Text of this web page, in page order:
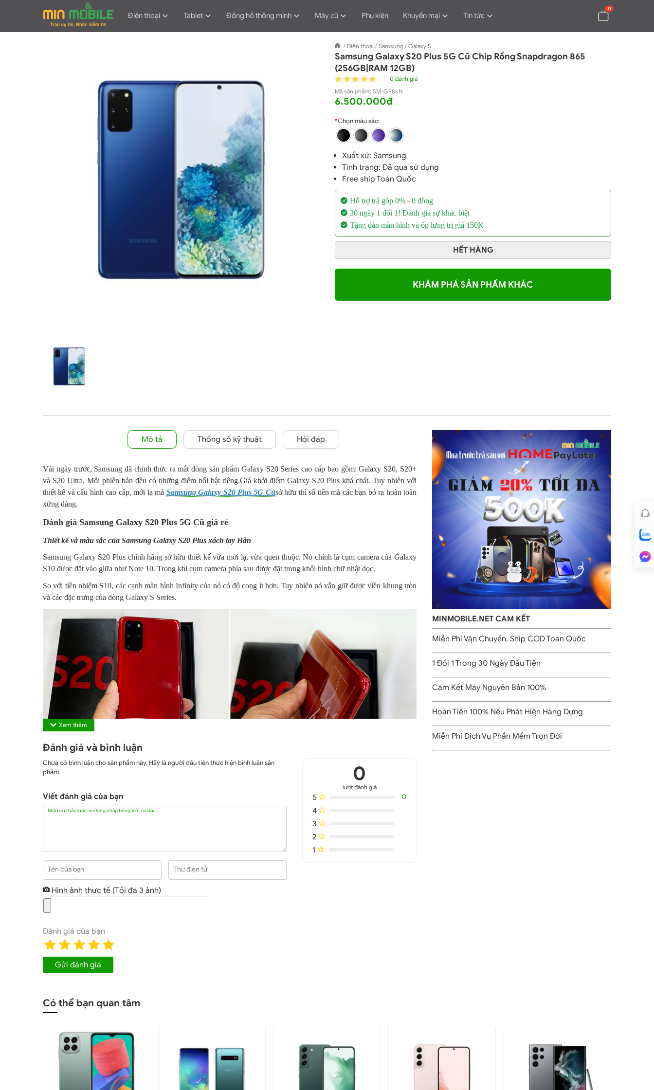
0
Điện thoại Tablet Đồng hồ thông minh Máy cũ Phụ kiện Khuyến mại Tin tức
/ Điện thoại / Samsung / Galaxy S
Samsung Galaxy S20 Plus 5G Cũ Chip Rồng Snapdragon 865
(256GB|RAM 12GB)
0 đánh giá
Mã sản phẩm: SM-G986N
6.500.000đ
*Chọn màu sắc:
Xuất xứ: Samsung
Tình trạng: Đã qua sử dụng
Free ship Toàn Quốc
Hỗ trợ trả góp 0% - 0 đồng
30 ngày 1 đổi 1! Đánh giá sự khác biệt
Tặng dán màn hình và ốp lưng trị giá 150K
HẾT HÀNG
KHÁM PHÁ SẢN PHẨM KHÁC
Mô tả Thông số kỹ thuật Hỏi đáp
Vài ngày trước, Samsung đã chính thức ra mắt dòng sản phẩm Galaxy S20 Series cao cấp bao gồm: Galaxy S20, S20+
và S20 Ultra. Mỗi phiên bản đều có những điểm nổi bật riêng.Giá khởi điểm Galaxy S20 Plus khá chát. Tuy nhiên với
thiết kế và cấu hình cao cấp, mới lạ mà Samsung Galaxy S20 Plus 5G Cũsở hữu thì số tiền mà các bạn bỏ ra hoàn toàn
xứng đáng.
Đánh giá Samsung Galaxy S20 Plus 5G Cũ giá rẻ
Thiết kế và màu sắc của Samsung Galaxy S20 Plus xách tay Hàn
Samsung Galaxy S20 Plus chính hãng sở hữu thiết kế vừa mới lạ, vừa quen thuộc. Nó chính là cụm camera của Galaxy
S10 được đặt vào giữa như Note 10. Trong khi cụm camera phía sau được đặt trong khối hình chữ nhật dọc.
So với tiền nhiệm S10, các cạnh màn hình Infinity của nó có độ cong ít hơn. Tuy nhiên nó vẫn giữ được viền khung tròn
và các đặc trưng của dòng Galaxy S Series.
Galaxy S20 Plus chính hãng Việt Nam
Galaxy S20 Plus 5G cũ. Đó là: Đỏ (Jennie Red),Trắng (Cloud White),Xanh đậm (Aura Blue). So với tiền nhiệm, các
phiên bản màu sắc của S20 Plus được đánh giá là có
, trẻ trung hơn khá nhiều
biệt khi ở
ngoài nắng
chiếc smartphone này sẽ cực bắt mắt.
Trong khi Samsung Galaxy S20 Ultra 5G có kích thước 6.9 inch hì Samsung Galaxy S20 Plus 5G
phù hợp với hầu hết người d
Màn hình 6,7 inch khá quá békhi cầm.
Xem thêm
Đánh giá và bình luận
0
lượt đánh giá
5 0
4
3
2
1
Chưa có bình luận cho sản phẩm này. Hãy là người đầu tiên thực hiện bình luận sản
phẩm.
Viết đánh giá của bạn
Mời bạn thảo luận, vui lòng nhập tiếng Việt có dấu.
Tên của bạn Thư điện tử
Hình ảnh thực tế (Tối đa 3 ảnh)
Đánh giá của bạn
Gửi đánh giá
MINMOBILE.NET CAM KẾT
Miễn Phí Vận Chuyển, Ship COD Toàn Quốc
1 Đổi 1 Trong 30 Ngày Đầu Tiên
Cam Kết Máy Nguyên Bản 100%
Hoàn Tiền 100% Nếu Phát Hiện Hàng Dựng
Miễn Phí Dịch Vụ Phần Mềm Trọn Đời
Có thể bạn quan tâm